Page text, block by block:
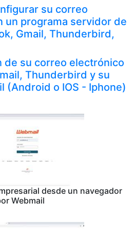
su correo
un programa servidor de
Gmail, Thunderbird,
de su correo electrónico
Thunderbird y su
(Android o IOS - Iphone)
desde un navegador
Webmail